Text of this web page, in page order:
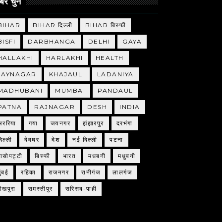
BIHAR दिल्ली BIHAR बिस्फी
DARBHANGA DELHI GAYA
HARLAKHI HEALTH
KHAJAULI LADANIYA
MUMBAI PANDAUL
RAJNAGAR DESH INDIA
गया जयनगर झंझारपुर दरभंगा
देवघर देश नई दिल्ली पटना
बिस्फी भारत मधबनी मधुबनी
रहिका राजनगर रानीगंज लालगंज
समस्तीपुर सरिसब-पाही